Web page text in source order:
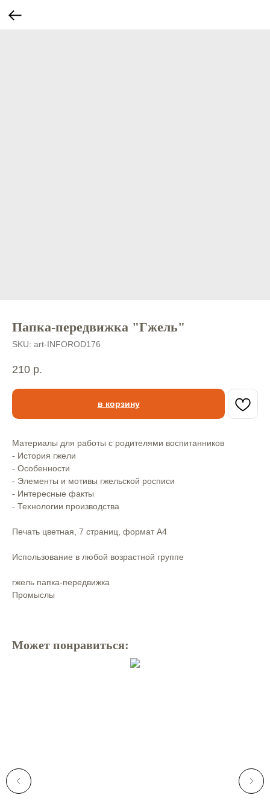
Папка-передвижка "Гжель"
SKU: art-INFOROD176
210 р.
в корзину
Материалы для работы с родителями воспитанников
- История гжели
- Особенности
- Элементы и мотивы гжельской росписи
- Интересные факты
- Технологии производства
Печать цветная, 7 страниц, формат А4
Использование в любой возрастной группе
гжель папка-передвижка
Промыслы
Может понравиться: